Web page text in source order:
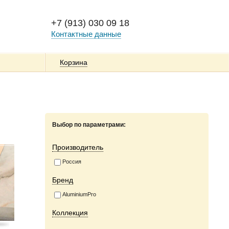
+7 (913) 030 09 18
Контактные данные
Корзина
Выбор по параметрами:
Производитель
Россия
Бренд
AluminiumPro
Коллекция